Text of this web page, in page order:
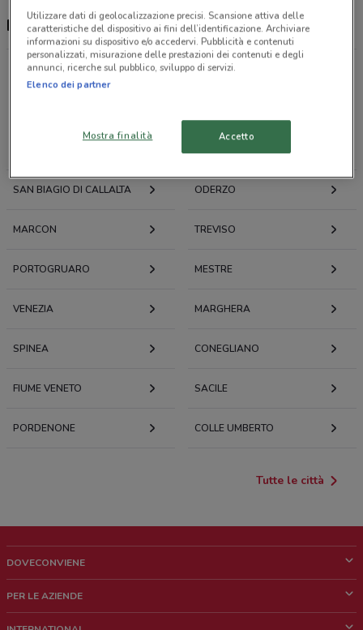
Findomestic, offerte e negozi
JESOLO
SAN BIAGIO DI CALLALTA ODERZO
MARCON TREVISO
PORTOGRUARO MESTRE
VENEZIA MARGHERA
SPINEA CONEGLIANO
FIUME VENETO SACILE
PORDENONE COLLE UMBERTO
Tutte le città
DOVECONVIENE
Chi siamo
PER LE AZIENDE
Utilizzare dati di geolocalizzazione precisi. Scansione attiva delle
caratteristiche del dispositivo ai fini dell’identificazione. Archiviare
informazioni su dispositivo e/o accedervi. Pubblicità e contenuti
personalizzati, misurazione delle prestazioni dei contenuti e degli
annunci, ricerche sul pubblico, sviluppo di servizi.
Elenco dei partner
Mostra finalità Accetto